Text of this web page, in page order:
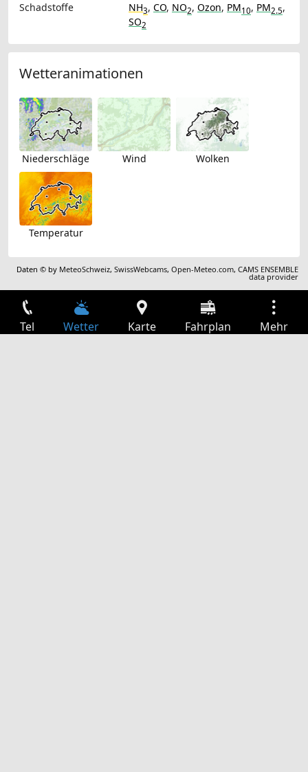
Schadstoffe
NH3, CO, NO2, Ozon, PM10, PM2.5,
SO2
Wetteranimationen
Niederschläge Wind Wolken
Temperatur
Daten © by MeteoSchweiz,SwissWebcams,Open-Meteo.com,CAMS ENSEMBLE
data provider
Tel Wetter Karte Fahrplan Mehr